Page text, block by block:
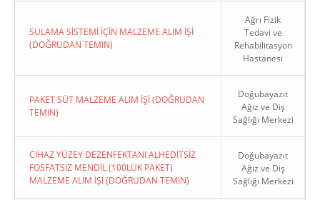
SULAMA SİSTEMİ İÇİN MALZEME ALIM İŞİ
(DOĞRUDAN TEMIN)
Ağrı Fizik
Tedavi ve
Rehabilitasyon
Hastanesi
PAKET SÜT MALZEME ALIM İŞİ (DOĞRUDAN
TEMIN)
Doğubayazıt
Ağız ve Diş
Sağlığı Merkezi
CİHAZ YÜZEY DEZENFEKTANI ALHEDİTSİZ
FOSFATSIZ MENDİL (100LÜK PAKET)
MALZEME ALIM İŞİ (DOĞRUDAN TEMIN)
Doğubayazıt
Ağız ve Diş
Sağlığı Merkezi